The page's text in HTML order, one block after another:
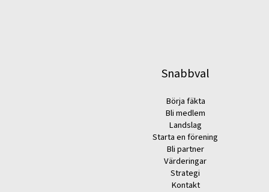
Snabbval
Börja fäkta
Bli medlem
Landslag
Starta en förening
Bli partner
Värderingar
Strategi
Kontakt